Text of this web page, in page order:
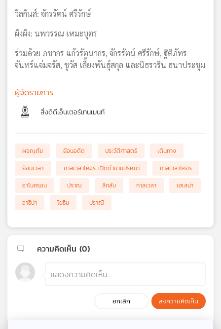
วิลกินส์: จักรรัตน์ ศรีรักษ์
ผิงผิง: นพวรรณ เหมะบุตร
ร่วมด้วย ภชากร แก้วรัตนากร, จักรรัตน์ ศรีรักษ์, ฐิติภัทร
จันทร์แจ่มจรัส, ชูวัส เลี้ยงพันธุ์สกุล และนิธรวริน ธนาประชุม
ผู้จัดรายการ
สิ่งดีดีเอ็นเตอร์เทนเมนท์
ผจญภัย ย้อนอดีต ประวัติศาสตร์
เดินทาง
ย้อนเวลา
กาลเวลาโคจร เปิดตำนานปริศนา
กาลเวลาโคจร
อาโนครอน
ปราณ ลึกลับ กาลเวลา
เฮเลน่า
อาธีน่า
โยธิน ปราณี
ความคิดเห็น (0)
ยกเลิก ส่งความคิดเห็น